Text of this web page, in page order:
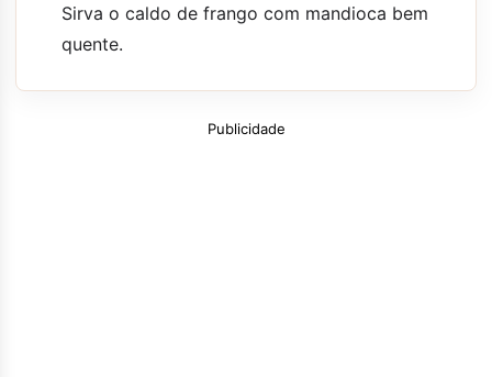
Sirva o caldo de frango com mandioca bem
quente.
Publicidade